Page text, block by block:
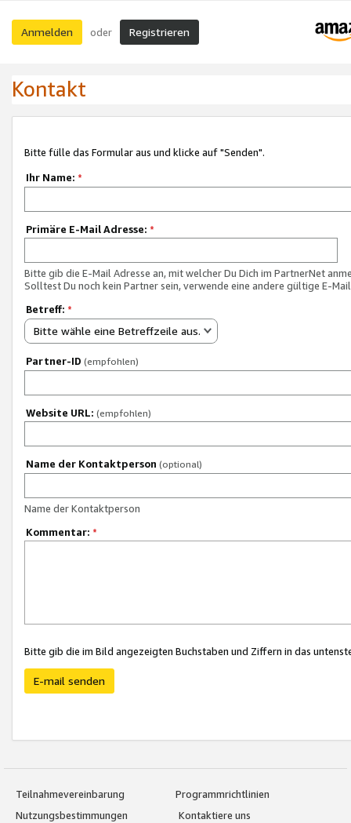
Anmelden oder Registrieren
Kontakt
Bitte fülle das Formular aus und klicke auf "Senden".
Ihr Name: *
Primäre E-Mail Adresse: *
Bitte gib die E-Mail Adresse an, mit welcher Du Dich im PartnerNet
Solltest Du noch kein Partner sein, verwende eine andere gültige E-
Betreff: *
Bitte wähle eine Betreffzeile aus.
Partner-ID (empfohlen)
Website URL: (empfohlen)
Name der Kontaktperson (optional)
Name der Kontaktperson
Kommentar: *
Bitte gib die im Bild angezeigten Buchstaben und Ziffern in das
E-mail senden
Teilnahmevereinbarung
Programmrichtlinien
Nutzungsbestimmungen
Kontaktiere uns